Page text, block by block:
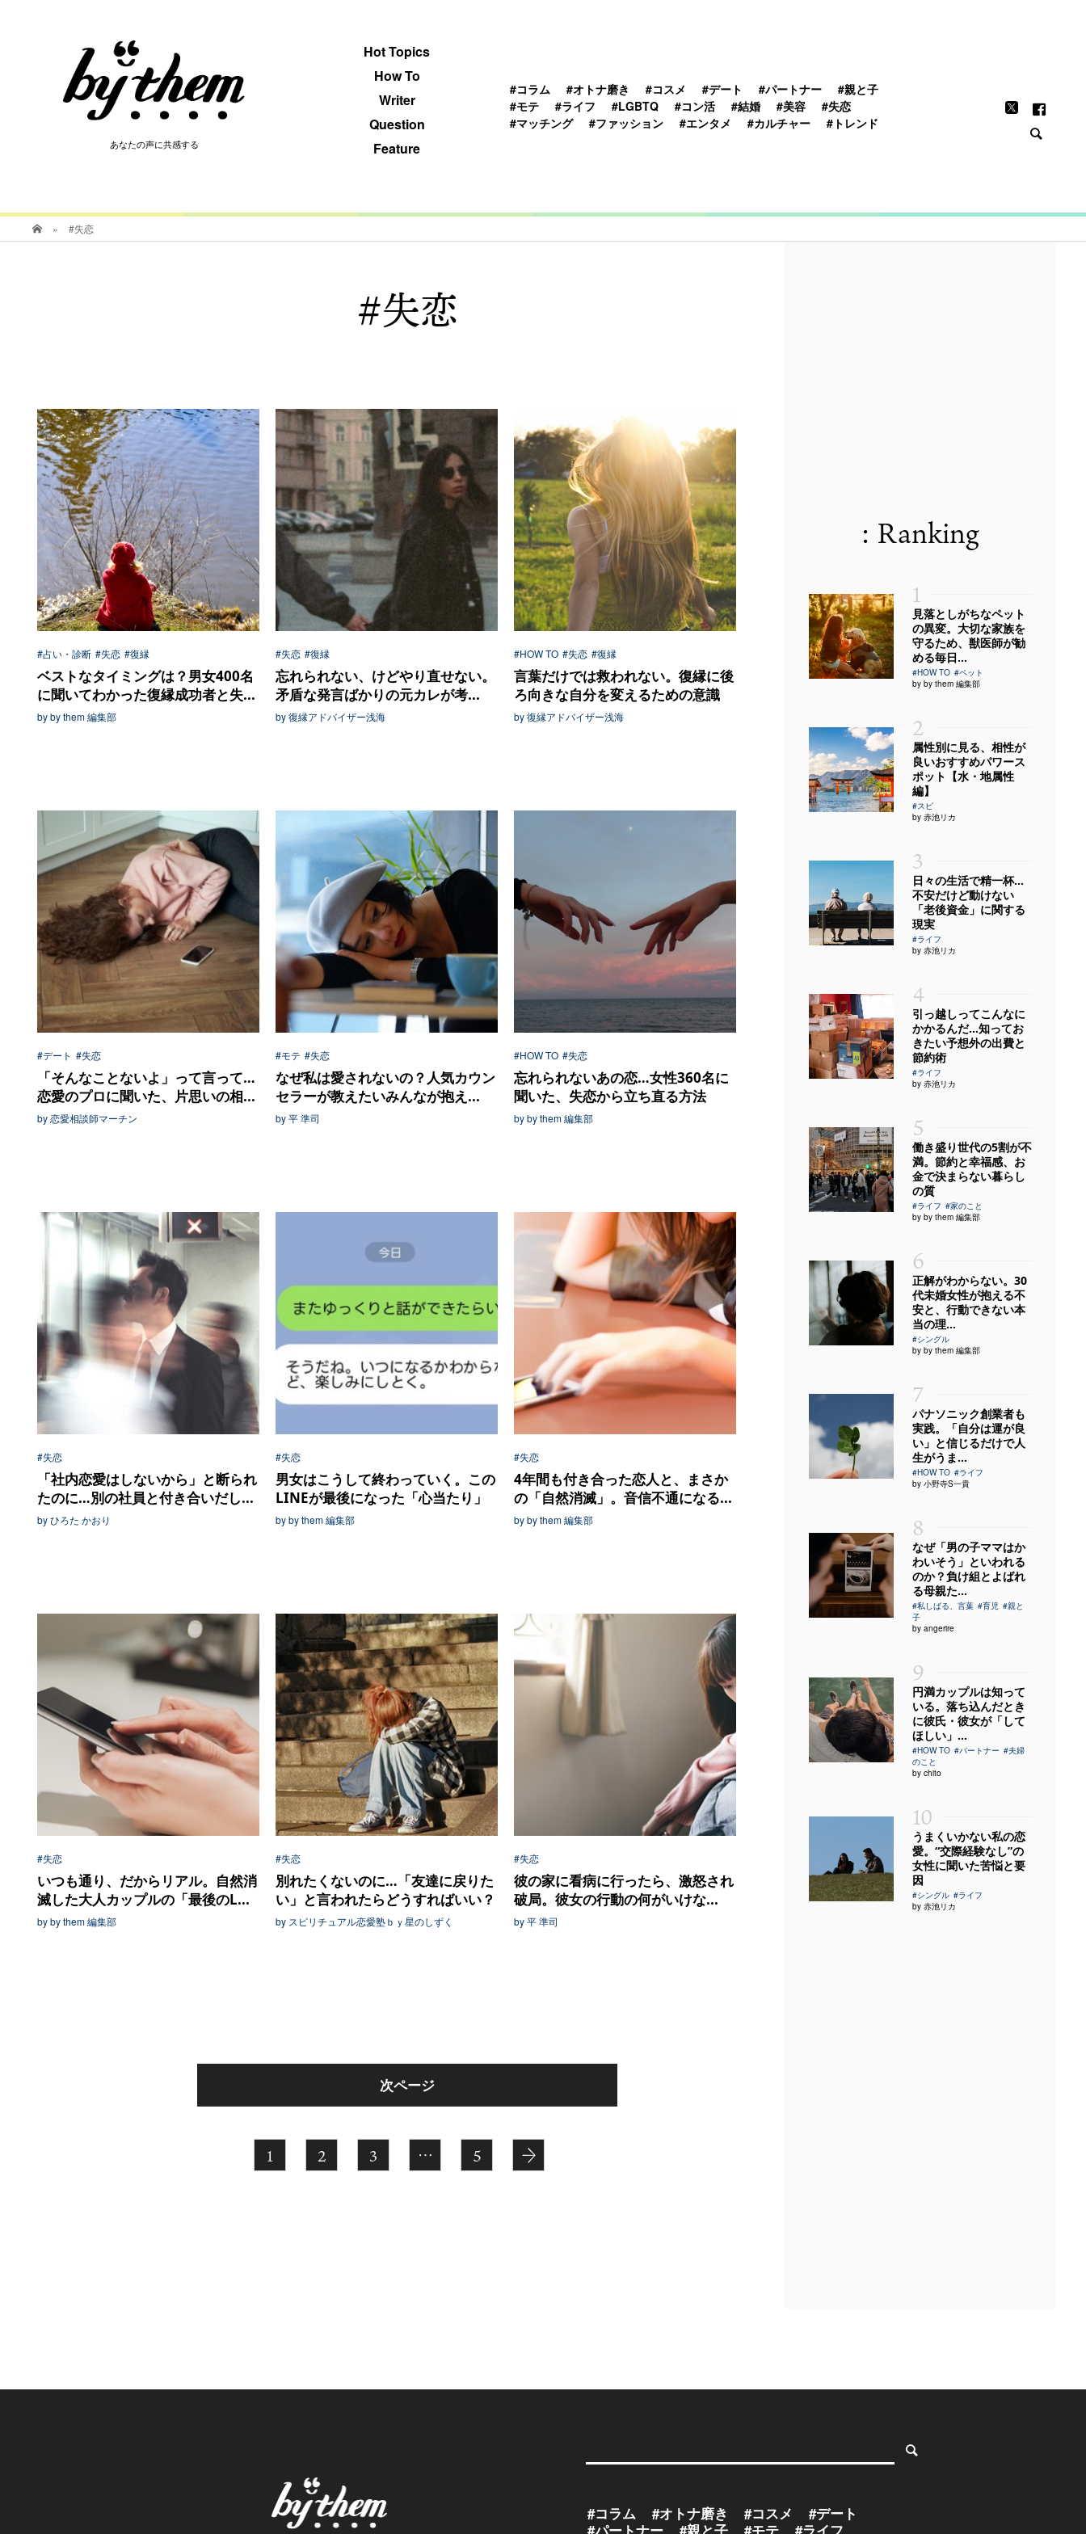
あなたの声に共感する
Hot Topics
How To
Writer
Question
Feature
#コラム #オトナ磨き #コスメ #デート #パートナー
#親と子
#モテ
#ライフ #LGBTQ #コン活 #結婚 #美容
#失恋
#マッチング
#ファッション #エンタメ #カルチャー #トレンド
あなたの声に共感する
» #失恋
#失恋
#占い・診断 #失恋 #復縁
ベストなタイミングは？男女400名
に聞いてわかった復縁成功者と失...
by by them 編集部
#失恋 #復縁
忘れられない、けどやり直せない。
矛盾な発言ばかりの元カレが考...
by 復縁アドバイザー浅海
#HOW TO #失恋 #復縁
言葉だけでは救われない。復縁に後
ろ向きな自分を変えるための意識
by 復縁アドバイザー浅海
#デート #失恋
「そんなことないよ」って言って…
恋愛のプロに聞いた、片思いの相...
by 恋愛相談師マーチン
#モテ #失恋
なぜ私は愛されないの？人気カウン
セラーが教えたいみんなが抱え...
by 平 準司
#HOW TO #失恋
忘れられないあの恋…女性360名に
聞いた、失恋から立ち直る方法
by by them 編集部
#失恋
「社内恋愛はしないから」と断られ
たのに…別の社員と付き合いだし...
by ひろた かおり
#失恋
男女はこうして終わっていく。この
LINEが最後になった「心当たり」
by by them 編集部
#失恋
4年間も付き合った恋人と、まさか
の「自然消滅」。音信不通になる...
by by them 編集部
#失恋
いつも通り、だからリアル。自然消
滅した大人カップルの「最後のL...
by by them 編集部
#失恋
別れたくないのに…「友達に戻りた
い」と言われたらどうすればいい？
by スピリチュアル恋愛塾ｂｙ星のしずく
#失恋
彼の家に看病に行ったら、激怒され
破局。彼女の行動の何がいけな...
by 平 準司
次ページ
1 2 3 … 5 →
: Ranking
1
見落としがちなペット
の異変。大切な家族を
守るため、獣医師が勧
める毎日...
#HOW TO #ペット
by by them 編集部
2
属性別に見る、相性が
良いおすすめパワース
ポット【水・地属性
編】
#スピ
by 赤池リカ
3
日々の生活で精一杯…
不安だけど動けない
「老後資金」に関する
現実
#ライフ
by 赤池リカ
4
引っ越しってこんなに
かかるんだ…知ってお
きたい予想外の出費と
節約術
#ライフ
by 赤池リカ
5
働き盛り世代の5割が不
満。節約と幸福感、お
金で決まらない暮らし
の質
#ライフ #家のこと
by by them 編集部
6
正解がわからない。30
代未婚女性が抱える不
安と、行動できない本
当の理...
#シングル
by by them 編集部
7
パナソニック創業者も
実践。「自分は運が良
い」と信じるだけで人
生がうま...
#HOW TO #ライフ
by 小野寺S一貴
8
なぜ「男の子ママはか
わいそう」といわれる
のか？負け組とよばれ
る母親た...
#私しばる、言葉 #育児 #親と
子
by angerire
9
円満カップルは知って
いる。落ち込んだとき
に彼氏・彼女が「して
ほしい」...
#HOW TO #パートナー #夫婦
のこと
by chito
10
うまくいかない私の恋
愛。“交際経験なし”の
女性に聞いた苦悩と要
因
#シングル #ライフ
by 赤池リカ
#コラム #オトナ磨き #コスメ
#デート
#パートナー
#親と子 #モテ #ライフ